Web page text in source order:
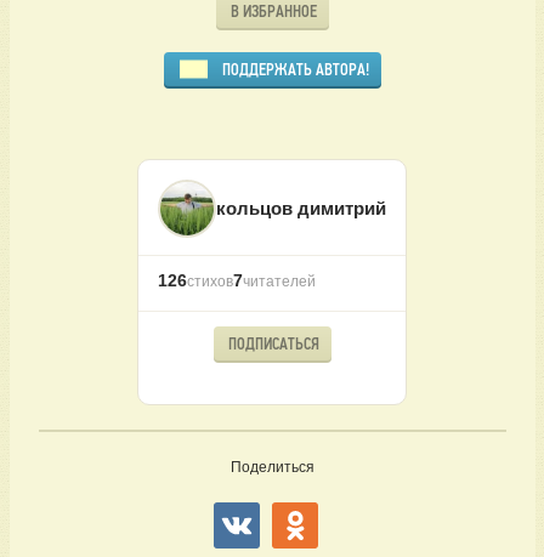
В ИЗБРАННОЕ
ПОДДЕРЖАТЬ АВТОРА!
кольцов димитрий
126стихов7читателей
ПОДПИСАТЬСЯ
Поделиться